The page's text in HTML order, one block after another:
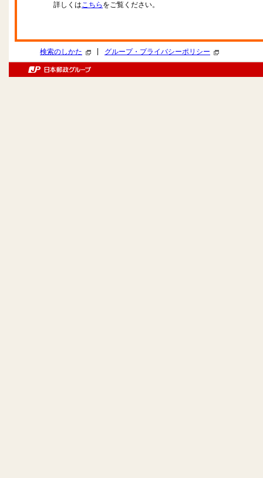
詳しくはこちら をご覧ください。
検索のしかた グループ・プライバシーポリシー